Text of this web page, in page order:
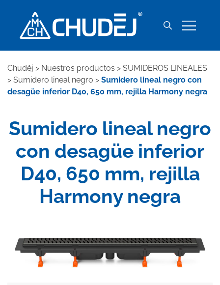
Chuděj > Nuestros productos > SUMIDEROS LINEALES
> Sumidero lineal negro > Sumidero lineal negro con
desagüe inferior D40, 650 mm, rejilla Harmony negra
Sumidero lineal negro
con desagüe inferior
D40, 650 mm, rejilla
Harmony negra